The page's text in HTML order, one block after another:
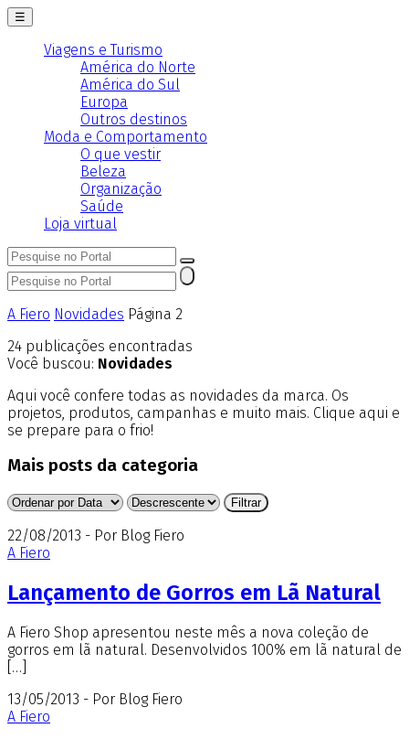
☰
Viagens e Turismo
América do Norte
América do Sul
Europa
Outros destinos
Moda e Comportamento
O que vestir
Beleza
Organização
Saúde
Loja virtual
A Fiero Novidades Página 2
24 publicações encontradas
Você buscou: Novidades
Aqui você confere todas as novidades da marca. Os
projetos, produtos, campanhas e muito mais. Clique aqui e
se prepare para o frio!
Mais posts da categoria
22/08/2013 - Por Blog Fiero
A Fiero
Lançamento de Gorros em Lã Natural
A Fiero Shop apresentou neste mês a nova coleção de
gorros em lã natural. Desenvolvidos 100% em lã natural de
[…]
13/05/2013 - Por Blog Fiero
A Fiero